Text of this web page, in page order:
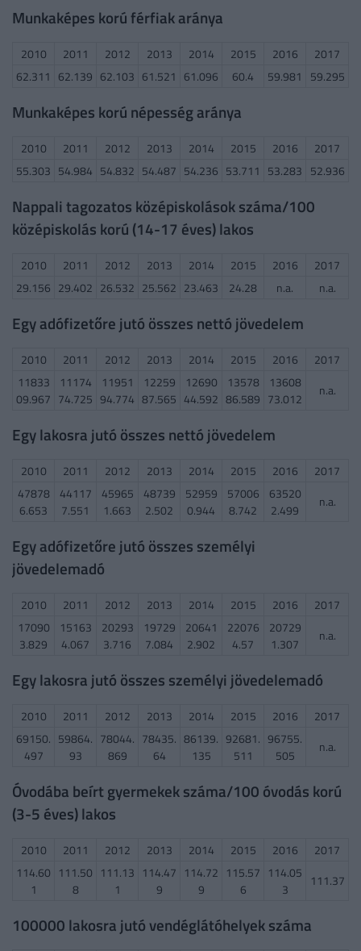
Munkaképes korú férfiak aránya
2010 2011 2012 2013 2014 2015 2016
2017
62.311 62.139 62.103 61.521 61.096 60.4 59.981 59.295
Munkaképes korú népesség aránya
2010 2011 2012 2013 2014 2015 2016
2017
55.303 54.984 54.832 54.487 54.236 53.711 53.283 52.936
Nappali tagozatos középiskolások száma/100
középiskolás korú (14-17 éves) lakos
2010 2011 2012 2013 2014 2015 2016
2017
29.156 29.402 26.532 25.562 23.463 24.28 n.a. n.a.
Egy adófizetőre jutó összes nettó jövedelem
2010 2011 2012 2013 2014 2015 2016
2017
11833
09.967
11174
74.725
11951
94.774
12259
87.565
12690
44.592
13578
86.589
13608
73.012
n.a.
Egy lakosra jutó összes nettó jövedelem
2010 2011 2012 2013 2014 2015 2016
2017
47878
6.653
44117
7.551
45965
1.663
48739
2.502
52959
0.944
57006
8.742
63520
2.499
n.a.
Egy adófizetőre jutó összes személyi
jövedelemadó
2010 2011 2012 2013 2014 2015 2016
2017
17090
3.829
15163
4.067
20293
3.716
19729
7.084
20641
2.902
22076
4.57
20729
1.307
n.a.
Egy lakosra jutó összes személyi jövedelemadó
2010 2011 2012 2013 2014 2015 2016
2017
69150.
497
59864.
93
78044.
869
78435.
64
86139.
135
92681.
511
96755.
505
n.a.
Óvodába beírt gyermekek száma/100 óvodás korú
(3-5 éves) lakos
2010 2011 2012 2013 2014 2015 2016
2017
114.60
1
111.50
8
111.13
1
114.47
9
114.72
9
115.57
6
114.05
3
111.37
100000 lakosra jutó vendéglátóhelyek száma